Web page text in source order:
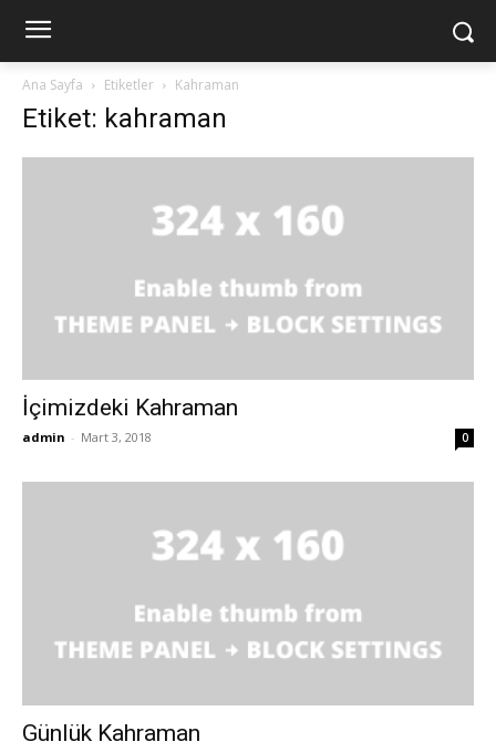
Ana Sayfa Etiketler Kahraman
Etiket: kahraman
İçimizdeki Kahraman
admin - Mart 3, 2018 0
Günlük Kahraman